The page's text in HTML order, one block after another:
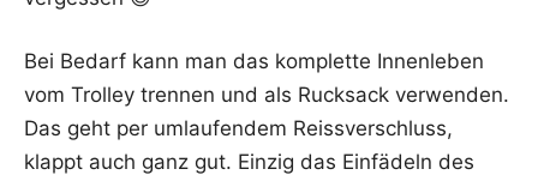
Bei Bedarf kann man das kom­plet­te Innen­le­ben
vom Trol­ley tren­nen und als Ruck­sack ver­wen­den.
Das geht per umlau­fen­dem Reiss­ver­schluss,
klappt auch ganz gut. Ein­zig das Ein­fä­deln des